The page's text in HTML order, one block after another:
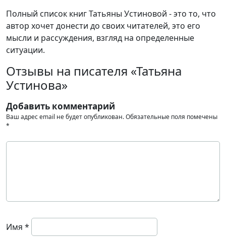
Полный список книг Татьяны Устиновой - это то, что
автор хочет донести до своих читателей, это его
мысли и рассуждения, взгляд на определенные
ситуации.
Отзывы на писателя «Татьяна
Устинова»
Добавить комментарий
Ваш адрес email не будет опубликован.Обязательные поля помечены
*
Имя *